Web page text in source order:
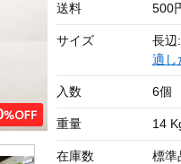
送料 500
サイズ
長辺
適し
入数 6個
重量 14
在庫数 標準